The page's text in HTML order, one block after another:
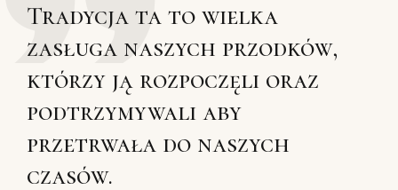
Tradycja ta to wielka
zasługa naszych przodków,
którzy ją rozpoczęli oraz
podtrzymywali aby
przetrwała do naszych
czasów.